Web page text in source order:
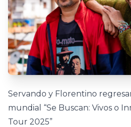
Servando y Florentino
mundial “Se Buscan: Vivos o
Tour 2025”